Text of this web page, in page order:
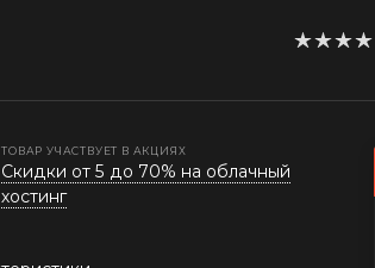
ТОВАР УЧАСТВУЕТ В АКЦИЯХ
Скидки от 5 до 70% на облачный
хостинг